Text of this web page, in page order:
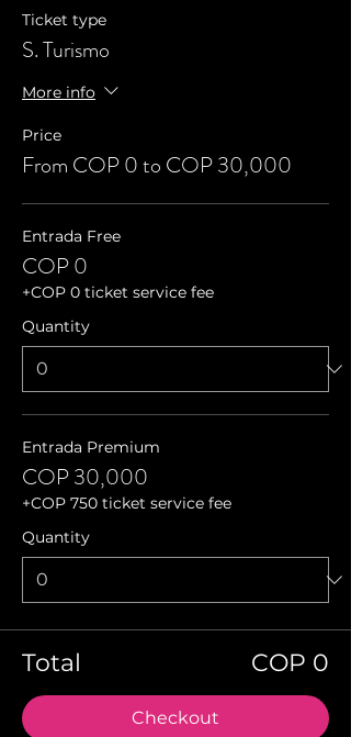
Ticket type
S. Turismo
More info
Price
From COP 0 to COP 30,000
Entrada Free
COP 0
+COP 0 ticket service fee
Quantity
Entrada Premium
COP 30,000
+COP 750 ticket service fee
Quantity
Total COP 0
Checkout